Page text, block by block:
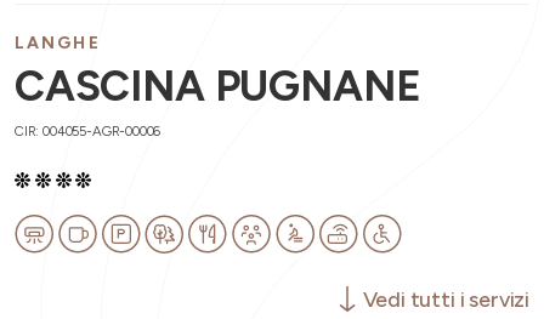
LANGHE
CASCINA PUGNANE
CIR: 004055-AGR-00006
Vedi tutti i servizi